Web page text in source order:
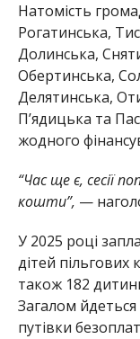
Натомість
Рогатинська,
Долинська,
Обертинська,
Делятинська,
П’ядицька та
жодного
“Час ще є, сесії
кошти”, —
У 2025 році
дітей пільгових
також 182
Загалом
путівки